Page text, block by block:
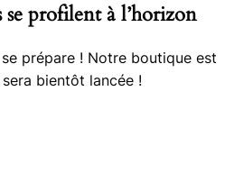
se profilent à l’horizon
se prépare ! Notre boutique est
bientôt lancée !